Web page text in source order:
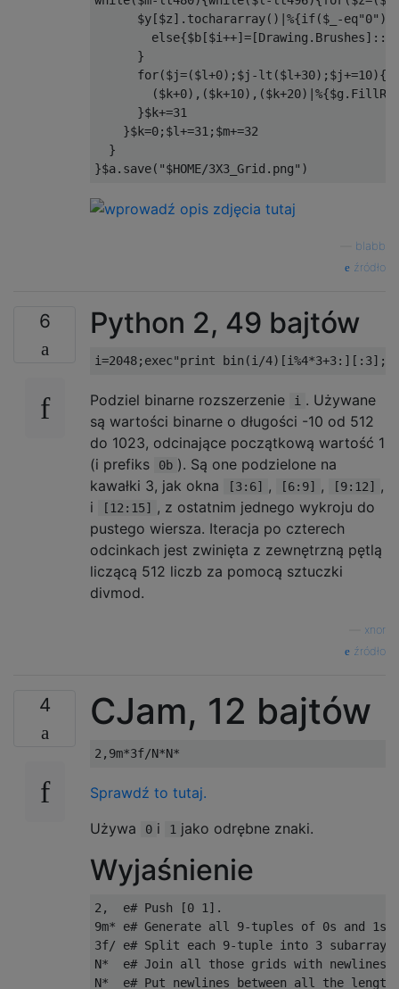
..X
...
..X
.X.
.X.
.XX
..X
.X.
X..
.X.
X.X
.X.
XXX
..X
...
..X
.XX
..X
..X
.XX
.X.
$y[$z].tochararray()|%{if($_-
      }
      for($j=($l+0);$j-lt($l+30);$j+=10){
      }$k+=31
    }$k=0;$l+=31;$m+=32
  }
blabb
źródło
6 Python 2, 49 bajtów
i=2048; exec"print bin(i/
Podziel binarne rozszerzenie i . Używane
są wartości binarne o długości -10 od 512
do 1023, odcinające początkową wartość 1
(i prefiks
0b ). Są one podzielone na
kawałki 3, jak okna
[3:6] , [6:9] , [9:12]
,
i
[12:15]
, z ostatnim jednego wykroju do
pustego wiersza. Iteracja po czterech
odcinkach jest zwinięta z zewnętrzną pętlą
liczącą 512 liczb za pomocą sztuczki
divmod.
xnor
źródło
4 CJam, 12 bajtów
Sprawdź to tutaj.
Używa
0 i 1 jako odrębne znaki.
Wyjaśnienie
2,  e# Push [0 1].
9m* e# Generate all 9-tuples of 0s and 1s.
3f/ e# Split each 9-tuple into 3
N*  e# Join all those grids with newlines.